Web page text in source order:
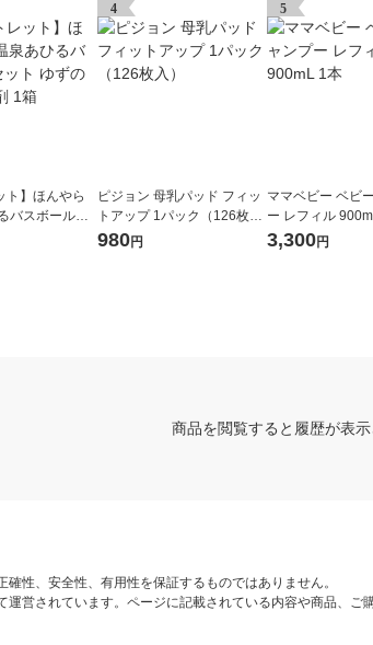
ト】ほんやら
バスボールセ
り 入浴剤 1箱
4
ピジョン 母乳パッド フィッ
トアップ 1パック（126枚
入）
980円
5
ママベビー ベビ
ー レフィル
3,300円
商品を閲覧すると履歴が表
性、安全性、有用性を保証するものではありません。
営されています。ページに記載されている内容や商品、ご